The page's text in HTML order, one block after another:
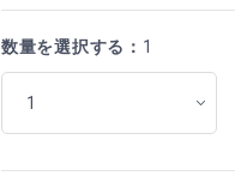
数量を選択する： 1